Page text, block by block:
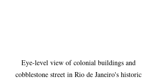
Eye-level view of colonial buildings and
cobblestone street in Rio de Janeiro's historic